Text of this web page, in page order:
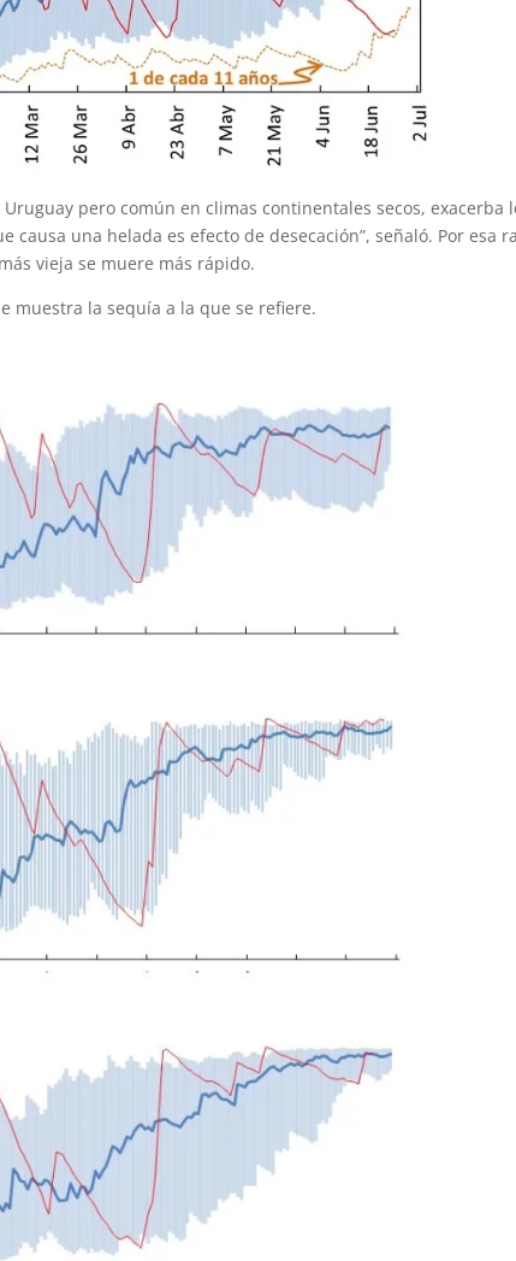
pero común en climas continentales secos, exacerba
una helada es efecto de desecación”, señaló. Por esa
vieja se muere más rápido.
muestra la sequía a la que se refiere.